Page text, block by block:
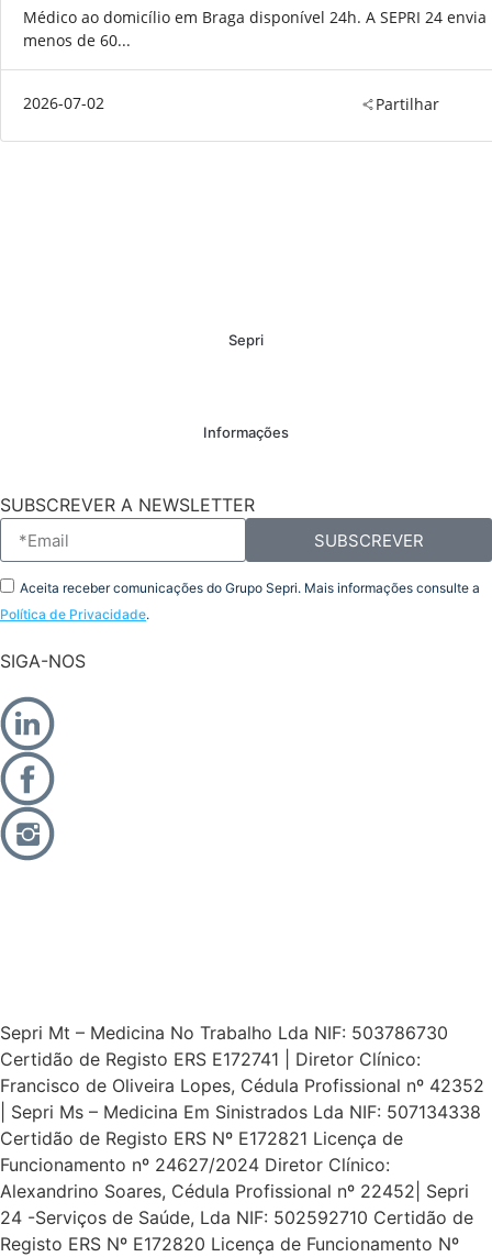
Médico ao domicílio em Braga disponível 24h. A SEPRI 24
menos de 60...
2026-07-02 Partilhar
Sepri
Informações
SUBSCREVER A NEWSLETTER
Aceita receber comunicações do Grupo Sepri. Mais informações consulte a
Política de Privacidade.
SUBSCREVER
SIGA-NOS
Sepri Mt – Medicina No Trabalho Lda NIF: 503786730
Certidão de Registo ERS E172741 | Diretor Clínico:
Francisco de Oliveira Lopes, Cédula Profissional nº 42352
| Sepri Ms – Medicina Em Sinistrados Lda NIF: 507134338
Certidão de Registo ERS Nº E172821 Licença de
Funcionamento nº 24627/2024 Diretor Clínico:
Alexandrino Soares, Cédula Profissional nº 22452| Sepri
24 -Serviços de Saúde, Lda NIF: 502592710 Certidão de
Registo ERS Nº E172820 Licença de Funcionamento Nº